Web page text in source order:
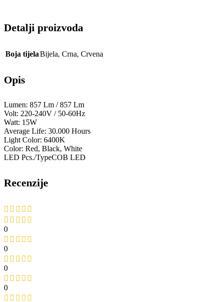
Detalji proizvoda
Boja tijelaBijela, Crna, Crvena
Opis
Lumen: 857 Lm / 857 Lm
Volt: 220-240V / 50-60Hz
Watt: 15W
Average Life: 30.000 Hours
Light Color: 6400K
Color: Red, Black, White
LED Pcs./TypeCOB LED
Recenzije
0
0
0
0